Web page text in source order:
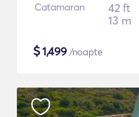
Catamaran
42 ft
13 m
$1,499 /noapte